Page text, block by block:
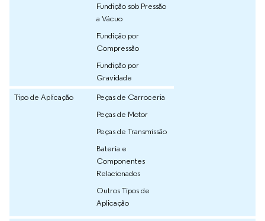
Fundição sob Pressão
a Vácuo
Fundição por
Compressão
Fundição por
Gravidade
Tipo de Aplicação
Peças de Carroceria
Peças de Motor
Peças de Transmissão
Bateria e
Componentes
Relacionados
Outros Tipos de
Aplicação